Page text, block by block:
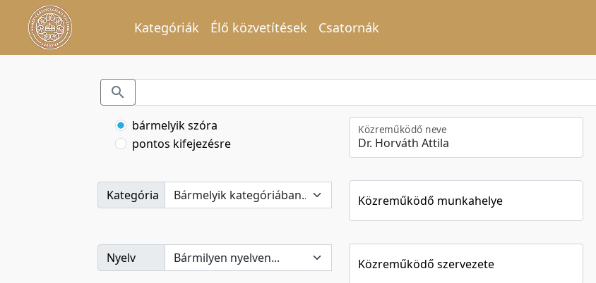
Kategóriák Élő közvetítések Csatornák
bármelyik szóra
pontos kifejezésre
Kategória
Nyelv
Közreműködő neve
Közreműködő munkahelye
Közreműködő szervezete